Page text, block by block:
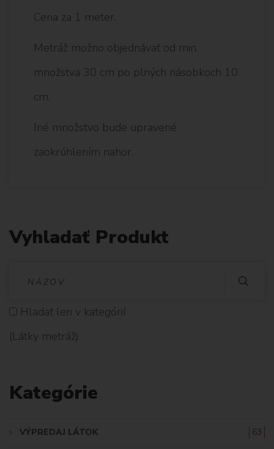
Cena za 1 meter.
Metráž možno objednávať od min.
množstva 30 cm po plných násobkoch 10
cm.
Iné množstvo bude upravené
zaokrúhlením nahor.
Vyhladať Produkt
D
Hladať len v kategórií
(Látky metráž)
Kategórie
VÝPREDAJ LÁTOK 63